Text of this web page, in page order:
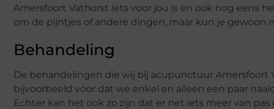
Amersfoort Vathorst iets voor jou is en ook nog eens
om de pijntjes of andere dingen, maar kun je gewoon
Behandeling
De behandelingen die wij bij acupunctuur
bijvoorbeeld voor dat we enkel en alleen een paar
Echter kan het ook zo zijn dat er net iets meer van